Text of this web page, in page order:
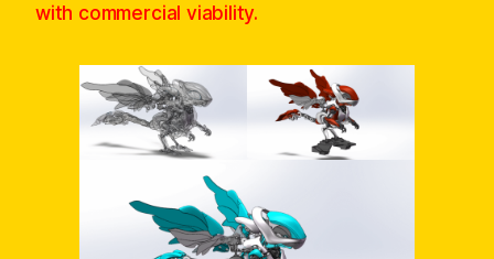
with commercial viability.